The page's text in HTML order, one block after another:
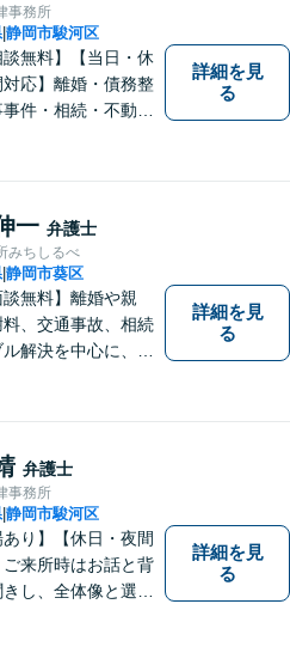
事務所
|静岡市駿河区
談無料】【当日・休
対応】離婚・債務整
件・相続・不動産
とを心がけていま
個人事業主の事業
整理の問題解決に
ります。
詳細を見
る
一 弁護士
みちしるべ
|静岡市葵区
談無料】離婚や親
、交通事故、相続
解決を中心に、一
遺言書などのご相
せください。【静
士】
詳細を見
る
弁護士
事務所
|静岡市駿河区
あり】【休日・夜間
来所時はお話と背
し、全体像と選択
詳細を見
る